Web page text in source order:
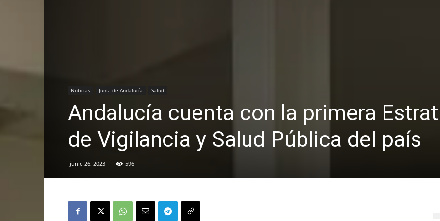
Noticias Junta de Andalucía Salud
Andalucía cuenta con la primera
de Vigilancia y Salud Pública del país
junio 26, 2023 596